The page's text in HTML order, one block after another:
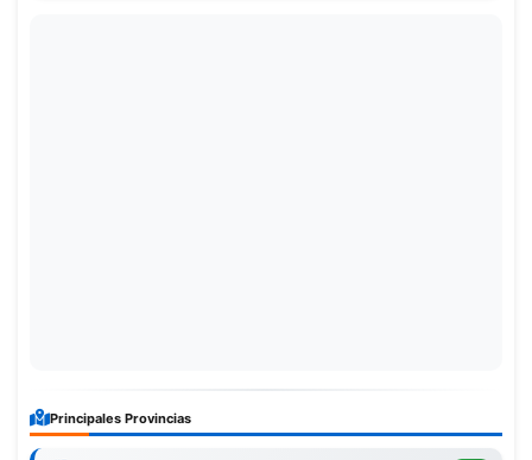
Principales Provincias